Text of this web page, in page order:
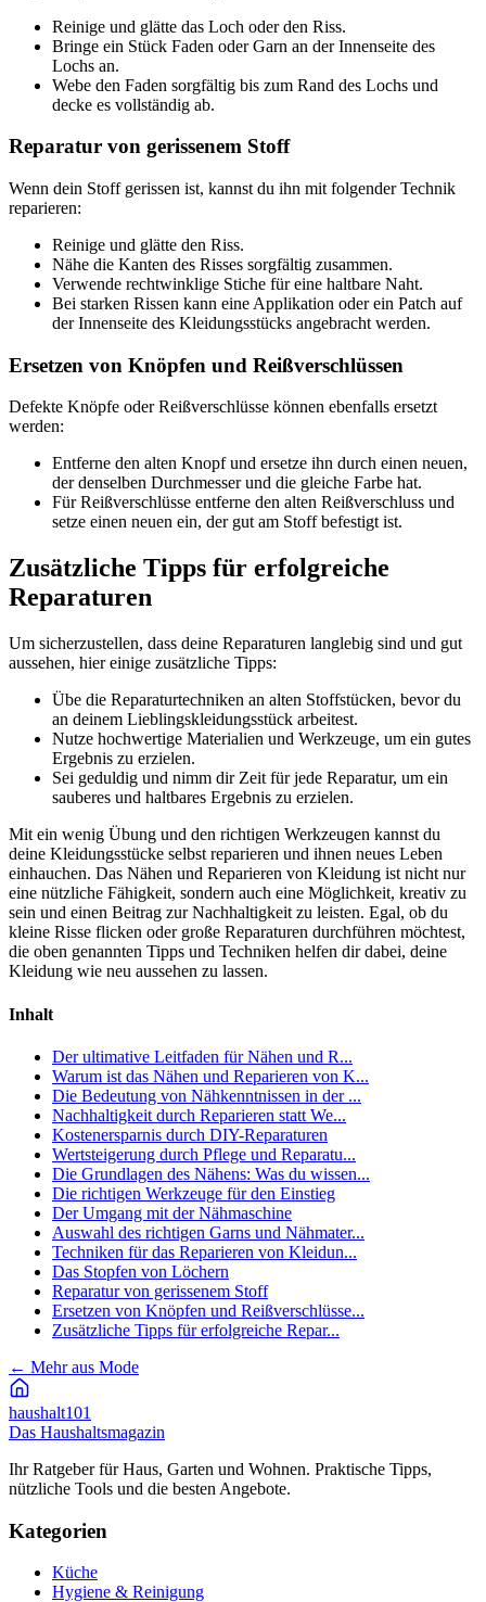
Reinige und glätte das Loch oder den Riss.
Bringe ein Stück Faden oder Garn an der Innenseite des
Lochs an.
Webe den Faden sorgfältig bis zum Rand des Lochs und
decke es vollständig ab.
Reparatur von gerissenem Stoff
Wenn dein Stoff gerissen ist, kannst du ihn mit folgender Technik
reparieren:
Reinige und glätte den Riss.
Nähe die Kanten des Risses sorgfältig zusammen.
Verwende rechtwinklige Stiche für eine haltbare Naht.
Bei starken Rissen kann eine Applikation oder ein Patch auf
der Innenseite des Kleidungsstücks angebracht werden.
Ersetzen von Knöpfen und Reißverschlüssen
Defekte Knöpfe oder Reißverschlüsse können ebenfalls ersetzt
werden:
Entferne den alten Knopf und ersetze ihn durch einen neuen,
der denselben Durchmesser und die gleiche Farbe hat.
Für Reißverschlüsse entferne den alten Reißverschluss und
setze einen neuen ein, der gut am Stoff befestigt ist.
Zusätzliche Tipps für erfolgreiche
Reparaturen
Um sicherzustellen, dass deine Reparaturen langlebig sind und gut
aussehen, hier einige zusätzliche Tipps:
Übe die Reparaturtechniken an alten Stoffstücken, bevor du
an deinem Lieblingskleidungsstück arbeitest.
Nutze hochwertige Materialien und Werkzeuge, um ein gutes
Ergebnis zu erzielen.
Sei geduldig und nimm dir Zeit für jede Reparatur, um ein
sauberes und haltbares Ergebnis zu erzielen.
Mit ein wenig Übung und den richtigen Werkzeugen kannst du
deine Kleidungsstücke selbst reparieren und ihnen neues Leben
einhauchen. Das Nähen und Reparieren von Kleidung ist nicht nur
eine nützliche Fähigkeit, sondern auch eine Möglichkeit, kreativ zu
sein und einen Beitrag zur Nachhaltigkeit zu leisten. Egal, ob du
kleine Risse flicken oder große Reparaturen durchführen möchtest,
die oben genannten Tipps und Techniken helfen dir dabei, deine
Kleidung wie neu aussehen zu lassen.
Inhalt
Der ultimative Leitfaden für Nähen und R...
Warum ist das Nähen und Reparieren von K...
Die Bedeutung von Nähkenntnissen in der ...
Nachhaltigkeit durch Reparieren statt We...
Kostenersparnis durch DIY-Reparaturen
Wertsteigerung durch Pflege und Reparatu...
Die Grundlagen des Nähens: Was du wissen...
Die richtigen Werkzeuge für den Einstieg
Der Umgang mit der Nähmaschine
Auswahl des richtigen Garns und Nähmater...
Techniken für das Reparieren von Kleidun...
Das Stopfen von Löchern
Reparatur von gerissenem Stoff
Ersetzen von Knöpfen und Reißverschlüsse...
Zusätzliche Tipps für erfolgreiche Repar...
← Mehr aus Mode
haushalt101
Das Haushaltsmagazin
Ihr Ratgeber für Haus, Garten und Wohnen. Praktische Tipps,
nützliche Tools und die besten Angebote.
Kategorien
Küche
Hygiene & Reinigung